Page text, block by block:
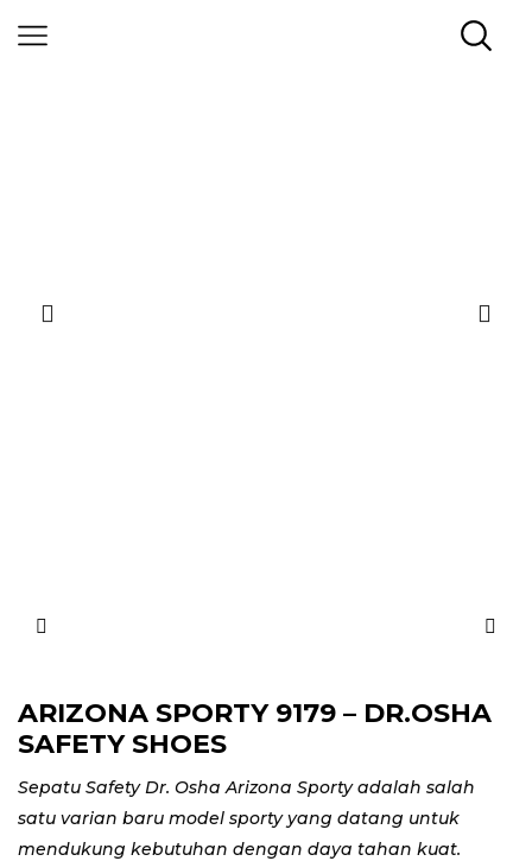
ARIZONA SPORTY 9179 – DR.OSHA
SAFETY SHOES
Sepatu Safety Dr. Osha Arizona Sporty adalah salah
satu varian baru model sporty yang datang untuk
mendukung kebutuhan dengan daya tahan kuat.